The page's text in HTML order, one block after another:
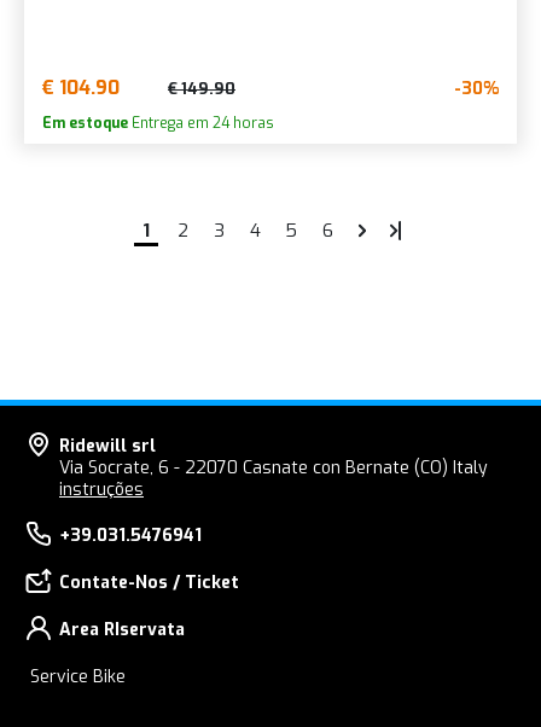
€ 104.90 € 149.90 -30%
Em estoque Entrega em 24 horas
1 2 3 4 5 6
Ridewill srl
Via Socrate, 6 - 22070 Casnate con Bernate (CO) Italy
instruções
+39.031.5476941
Contate-Nos / Ticket
Area RIservata
Service Bike